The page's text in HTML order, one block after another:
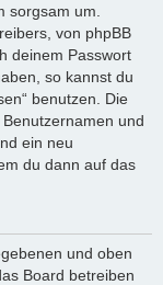
sorgsam um.
von phpBB
deinem Passwort
so kannst du
benutzen. Die
und
ein neu
du dann auf das
und oben
Board betreiben